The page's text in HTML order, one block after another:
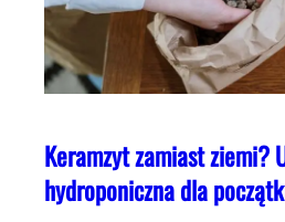
Keramzyt zamiast ziemi?
hydroponiczna dla